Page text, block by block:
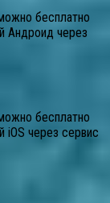
бесплатно
Андроид через
бесплатно
iOS через сервис